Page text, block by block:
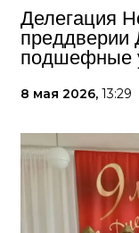
Делегация
преддверии
подшефные
8 мая 2026, 13:29